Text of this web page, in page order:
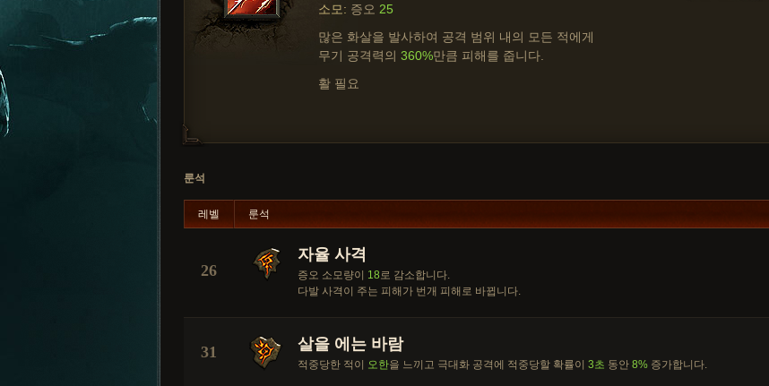
소모: 증오 25
많은 화살을 발사하여 공격 범위 내의 모든 적에게
무기 공격력의 360%만큼 피해를 줍니다.
활 필요
룬석
레벨 룬석
26
자율 사격
증오 소모량이 18로 감소합니다.
다발 사격이 주는 피해가 번개 피해로 바뀝니다.
31 살을 에는 바람
적중당한 적이 오한을 느끼고 극대화 공격에 적중당할 확률이 3초 동안 8% 증가합니다.